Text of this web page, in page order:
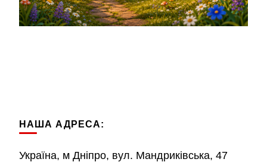
НАША АДРЕСА:
Україна, м Дніпро, вул. Мандриківська, 47